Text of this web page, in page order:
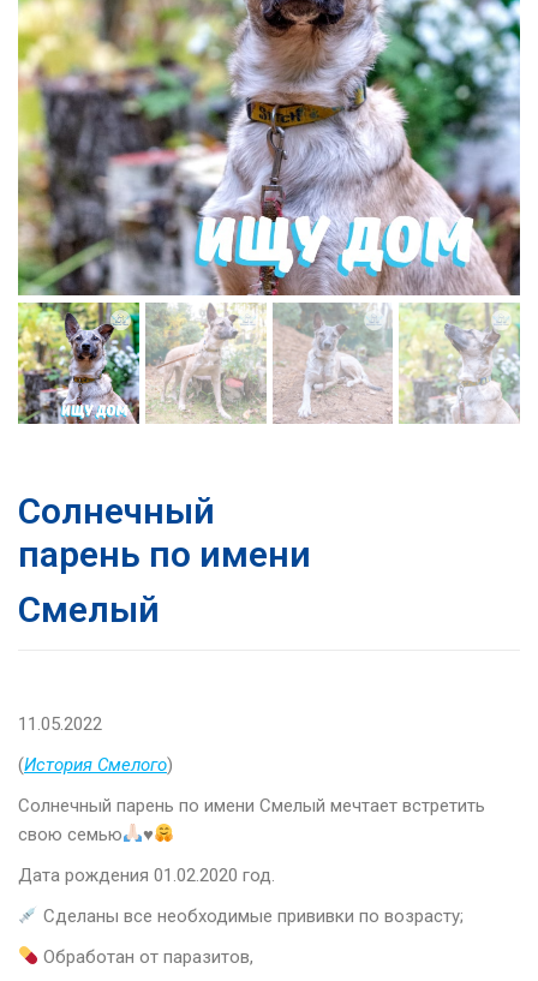
Солнечный
парень по имени
Смелый
11.05.2022
(История Смелого)
Солнечный парень по имени Смелый мечтает встретить
свою семью
♥
Дата рождения 01.02.2020 год.
Сделаны все необходимые прививки по возрасту;
Обработан от паразитов,